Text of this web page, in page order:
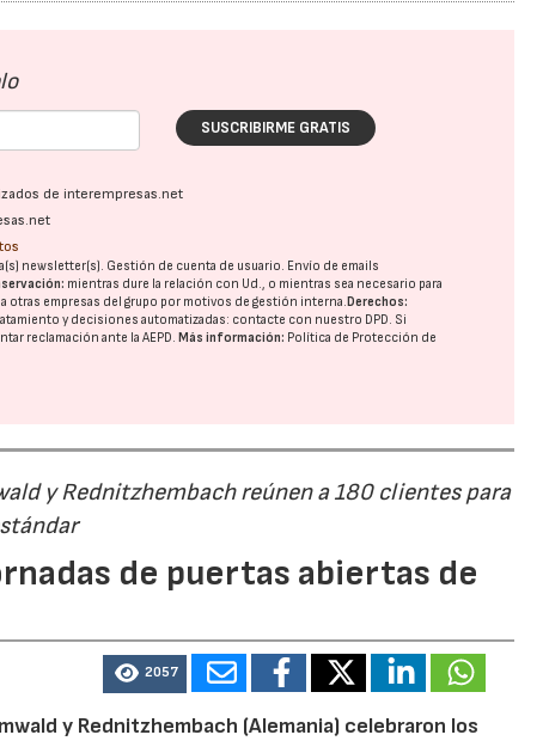
SUSCRIBIRME GRATIS
de interempresas.net
newsletter(s). Gestión de cuenta de usuario. Envío de emails
mientras dure la relación con Ud., o mientras sea necesario para
otras empresas del grupo por motivos de gestión interna. Derechos:
y decisiones automatizadas: contacte con nuestro DPD. Si
reclamación ante laAEPD. Más información: Política de Protección de
y Rednitzhembach reúnen a 180 clientes para
de puertas abiertas de
2057
y Rednitzhembach (Alemania) celebraron los